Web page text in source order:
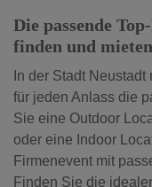
Die passende
finden und mieten
In der Stadt
für jeden Anlass die
Sie eine Outdoor
oder eine Indoor
Firmenevent mit
Finden Sie die